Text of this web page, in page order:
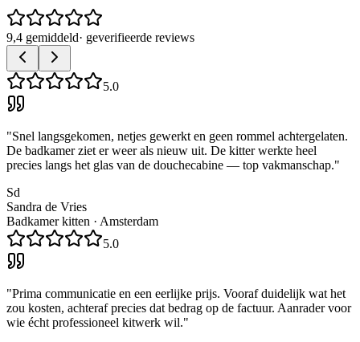
9,4 gemiddeld· geverifieerde reviews
5.0
"Snel langsgekomen, netjes gewerkt en geen rommel achtergelaten.
De badkamer ziet er weer als nieuw uit. De kitter werkte heel
precies langs het glas van de douchecabine — top vakmanschap."
Sd
Sandra de Vries
Badkamer kitten · Amsterdam
5.0
"Prima communicatie en een eerlijke prijs. Vooraf duidelijk wat het
zou kosten, achteraf precies dat bedrag op de factuur. Aanrader voor
wie écht professioneel kitwerk wil."